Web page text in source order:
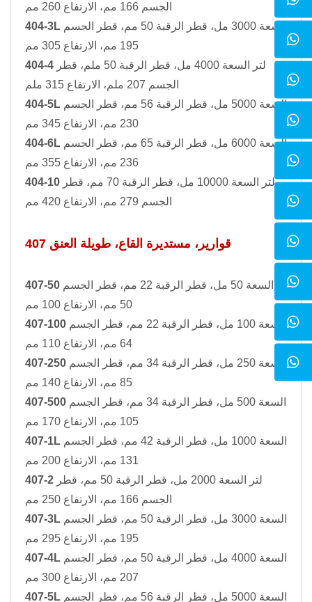
الجسم 166 مم، الارتفاع 260 مم
404-3L
195 مم، الارتفاع 305 مم
404-4
الجسم 207 ملم، الارتفاع 315 ملم
404-5L
230 مم، الارتفاع 345 مم
404-6L
236 مم، الارتفاع 355 مم
404-10
الجسم 279 مم، الارتفاع 420 مم
407 قوارير، مستديرة القاع، طويلة العنق
407-50
50 مم، الارتفاع 100 مم
407-100
64 مم، الارتفاع 110 مم
407-250
85 مم، الارتفاع 140 مم
407-500
105 مم، الارتفاع 170 مم
407-1L
131 مم، الارتفاع 200 مم
407-2 لتر السعة 2000 مل، قطر الرقبة 50 مم، قطر
الجسم 166 مم، الارتفاع 250 مم
407-3L
195 مم، الارتفاع 295 مم
407-4L
207 مم، الارتفاع 300 مم
407-5L السعة 5000 مل، قطر الرقبة 56 مم، قطر الجسم